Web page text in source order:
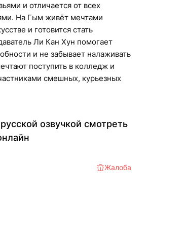
и отличается от всех
На Гым живёт мечтами
и готовится стать
Ли Кан Хун помогает
и не забывает налаживать
поступить в колледж и
смешных, курьезных
озвучкой смотреть
Жалоба